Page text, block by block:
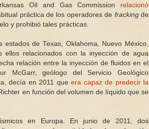
Oil and Gas Commission relacionó
práctica de los operadores de frackingde
y prohibió tales prácticas.
de Texas, Oklahoma, Nuevo México,
ellos relacionados con la inyección de agua
relación entre la inyección de fluidos en el
McGarr, geólogo del Servicio Geológico
decía en 2011 queera capaz de predecir la
en función del volumen de líquido que se
en Europa. En junio de 2011, dos